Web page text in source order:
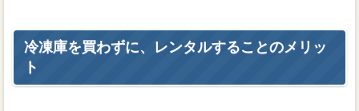
冷凍庫を買わずに、レンタルすることのメリッ
ト